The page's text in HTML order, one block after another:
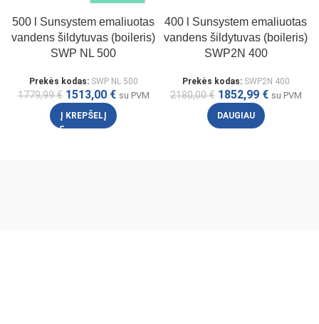
500 l Sunsystem emaliuotas
vandens šildytuvas (boileris)
SWP NL 500
Prekės kodas: SWP NL 500
1779,99€ 1513,00 € su PVM
Į KREPŠELĮ
400 l Sunsystem emaliuotas
vandens šildytuvas (boileris)
SWP2N 400
Prekės kodas: SWP2N 400
2180,00€ 1852,99 € su PVM
DAUGIAU